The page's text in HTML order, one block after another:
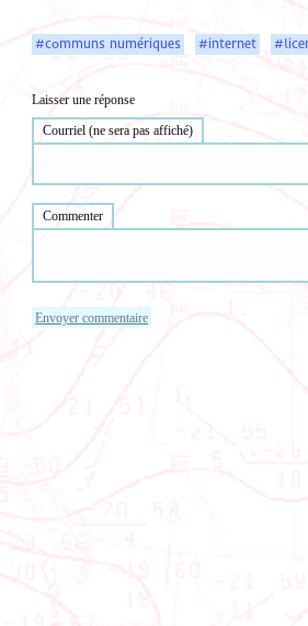
#communs numériques #internet
Laisser une réponse
Courriel (ne sera pas affiché)
Commenter